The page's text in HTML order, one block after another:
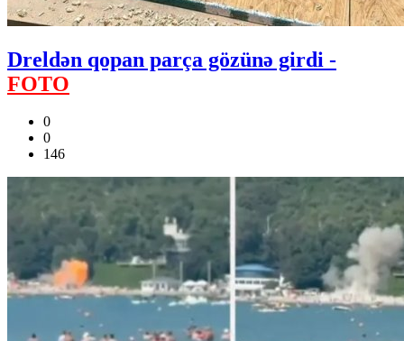
Dreldən qopan parça gözünə girdi -
FOTO
0
0
146